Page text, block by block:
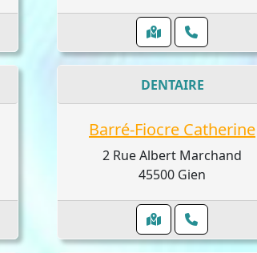
DENTAIRE
Barré-Fiocre Catherine
2 Rue Albert Marchand
45500 Gien